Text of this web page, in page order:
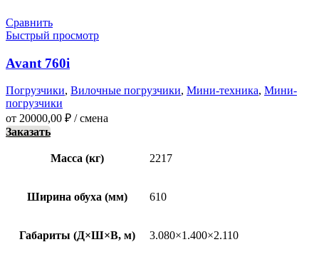
Сравнить
Быстрый просмотр
Avant 760i
Погрузчики, Вилочные погрузчики, Мини-техника, Мини-
погрузчики
от 20000,00 ₽ / смена
Заказать
Масса (кг) 2217
Ширина обуха (мм) 610
Габариты (Д×Ш×В, м) 3.080×1.400×2.110